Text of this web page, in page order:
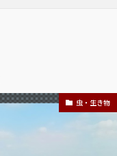
虫・生き物